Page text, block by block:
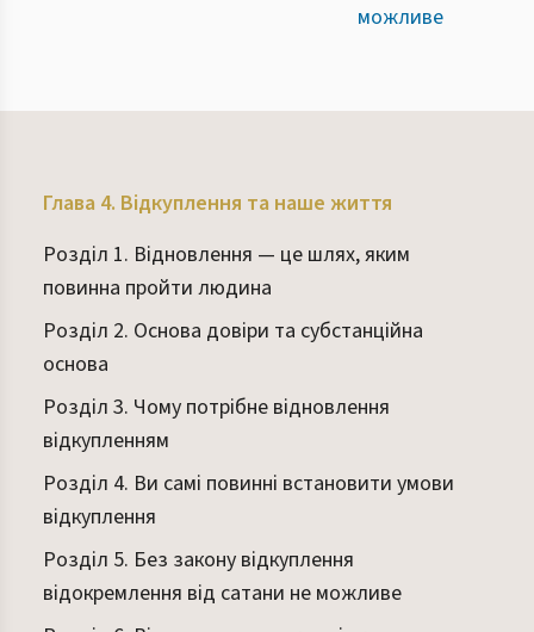
можливе
Глава 4. Відкуплення та наше життя
Розділ 1. Відновлення — це шлях, яким
повинна пройти людина
Розділ 2. Основа довіри та субстанційна
основа
Розділ 3. Чому потрібне відновлення
відкупленням
Розділ 4. Ви самі повинні встановити умови
відкуплення
Розділ 5. Без закону відкуплення
відокремлення від сатани не можливе